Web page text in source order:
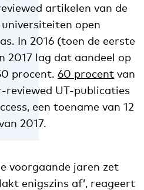
artikelen van de
open
In 2016 (toen de eerste
2017 lag dat aandeel op
procent. 60 procent van
reviewed UT-publicaties
een toename van 12
2017.
voorgaande jaren zet
enigszins af’, reageert